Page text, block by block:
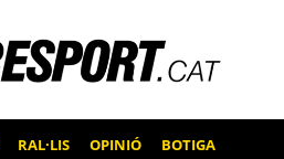
RAL·LIS OPINIÓ BOTIGA